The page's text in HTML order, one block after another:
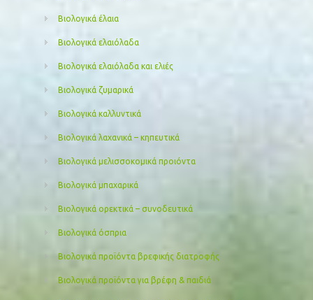
Βιολογικά έλαια
Βιολογικά ελαιόλαδα
Βιολογικά ελαιόλαδα και ελιές
Βιολογικά ζυμαρικά
Βιολογικά καλλυντικά
Βιολογικά λαχανικά – κηπευτικά
Βιολογικά μελισσοκομικά προιόντα
Βιολογικά μπαχαρικά
Βιολογικά ορεκτικά – συνοδευτικά
Βιολογικά όσπρια
Βιολογικά προϊόντα βρεφικής διατροφής
Βιολογικά προϊόντα για βρέφη & παιδιά